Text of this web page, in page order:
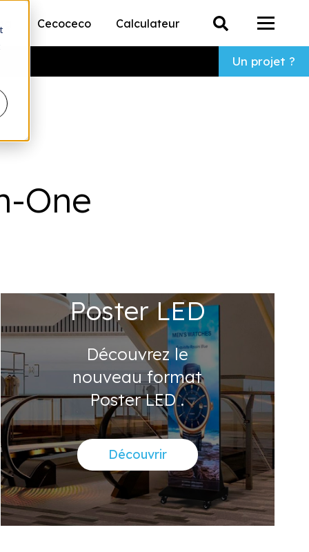
fixes
pour All-In-One
sous-menu pour Évènementiel
Montrer le sous-menu pour
Cecoceco Calculateur
Un projet ?
One
Poster LED
Découvrez le
nouveau format
Poster LED .
Découvrir